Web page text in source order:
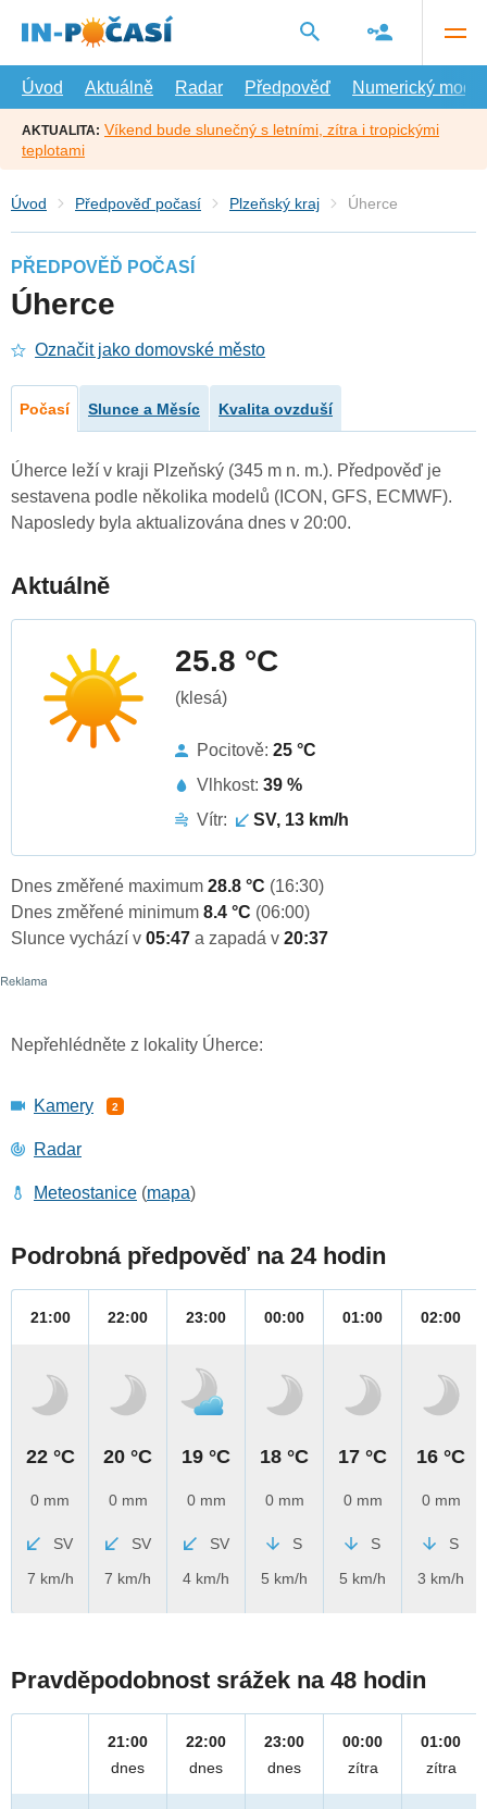
hlavní
Úvod
Aktuálně Radar Předpověď Numerický model
AKTUALITA: Víkend bude slunečný s letními, zítra i tropickými
teplotami
Úvod Předpověď počasí Plzeňský kraj Úherce
PŘEDPOVĚĎ POČASÍ
Úherce
Označit jako domovské město
Počasí Slunce a Měsíc Kvalita ovzduší
Úherce leží v kraji Plzeňský (345 m n. m.). Předpověď je
sestavena podle několika modelů (ICON, GFS, ECMWF).
Naposledy byla aktualizována dnes v 20:00.
Aktuálně
25.8 °C
(klesá)
Pocitově: 25 °C
Vlhkost: 39 %
Vítr:
SV, 13 km/h
Dnes změřené maximum 28.8 °C (16:30)
Dnes změřené minimum 8.4 °C (06:00)
Slunce vychází v 05:47 a zapadá v 20:37
Nepřehlédněte z lokality Úherce:
Kamery 2
Radar
Meteostanice (mapa)
Podrobná předpověď na 24 hodin
21:00
22 °C
0 mm
SV
7 km/h
22:00
20 °C
0 mm
SV
7 km/h
23:00
19 °C
0 mm
SV
4 km/h
00:00
18 °C
0 mm
S
5 km/h
01:00
17 °C
0 mm
S
5 km/h
02:00
16 °C
0 mm
S
3 km/h
Pravděpodobnost srážek na 48 hodin
21:00
dnes
22:00
dnes
23:00
dnes
00:00
zítra
01:00
zítra